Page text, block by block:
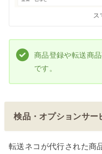
ス
商品登録や転送商
です。
検品・オプションサー
転送ネコが代行された商